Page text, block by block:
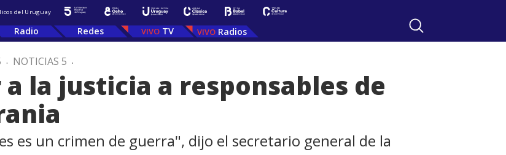
del Uruguay
Radio Redes TV Radios
. NOTICIAS 5 .
la justicia a responsables de
es un crimen de guerra", dijo el secretario general de la